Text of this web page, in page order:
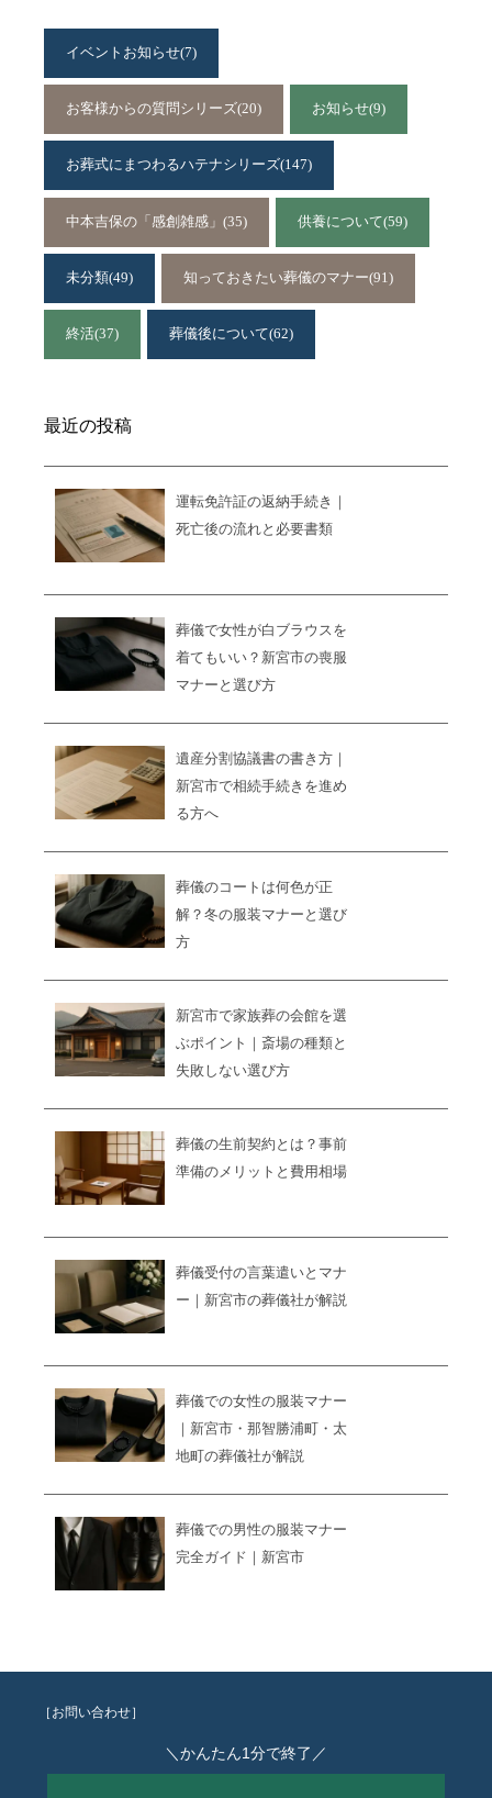
イベントお知らせ(7)
お客様からの質問シリーズ(20) お知らせ(9)
お葬式にまつわるハテナシリーズ(147)
中本吉保の「感創雑感」 (35) 供養について(59)
未分類(49) 知っておきたい葬儀のマナー(91)
終活(37) 葬儀後について(62)
最近の投稿
運転免許証の返納手続き｜
死亡後の流れと必要書類
葬儀で女性が白ブラウスを
着てもいい？新宮市の喪服
マナーと選び方
遺産分割協議書の書き方｜
新宮市で相続手続きを進め
る方へ
葬儀のコートは何色が正
解？冬の服装マナーと選び
方
新宮市で家族葬の会館を選
ぶポイント｜斎場の種類と
失敗しない選び方
葬儀の生前契約とは？事前
準備のメリットと費用相場
葬儀受付の言葉遣いとマナ
ー｜新宮市の葬儀社が解説
葬儀での女性の服装マナー
｜新宮市・那智勝浦町・太
地町の葬儀社が解説
葬儀での男性の服装マナー
完全ガイド｜新宮市
［お問い合わせ］
＼かんたん1分で終了／